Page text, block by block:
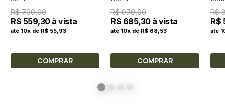
R$ 799,00
R$ 559,30 à vista
até 10x de R$ 55,93
COMPRAR
R$ 979,00
R$ 685,30 à vista
até 10x de R$ 68,53
COMPRAR
R$
R$
até